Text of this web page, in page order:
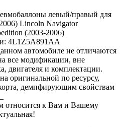
левый/правый для
Lincoln Navigator
(2003-2006)
4L1Z5A891AA
автомобиле не отличаются
все модификации, вне
двигателя и комплектации.
оригинальной по ресурсу,
демпфирующим свойствам
относится к Вам и Вашему